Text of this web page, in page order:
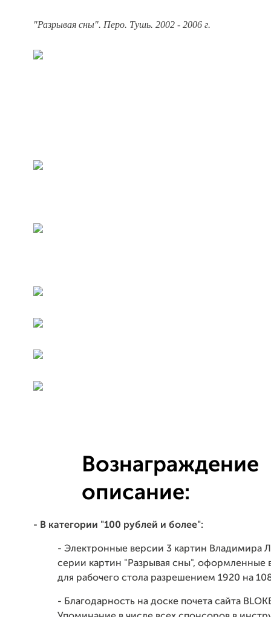
"Разрывая сны". Перо. Тушь. 2002 - 2006 г.
Вознаграждение
описание:
- В категории "100 рублей и более":
- Электронные версии 3 картин Владимира
серии картин "Разрывая сны", оформленные
для рабочего стола разрешением 1920 на
- Благодарность на доске почета сайта